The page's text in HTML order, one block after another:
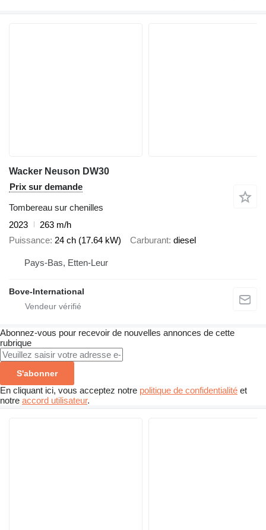
Wacker Neuson DW30
Prix sur demande
Tombereau sur chenilles
2023
263 m/h
Puissance 24 ch (17.64 kW) Carburant diesel
Pays-Bas, Etten-Leur
Bove-International
Abonnez-vous pour recevoir de nouvelles annonces de cette
rubrique
S'abonner
En cliquant ici, vous acceptez notre politique de confidentialité et
notre accord utilisateur.